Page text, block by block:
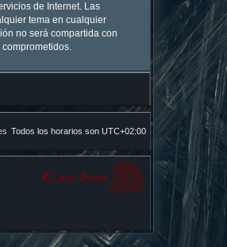
de Internet. Las
tema en cualquier
no será compartida con
Todos los horarios son UTC+02:00